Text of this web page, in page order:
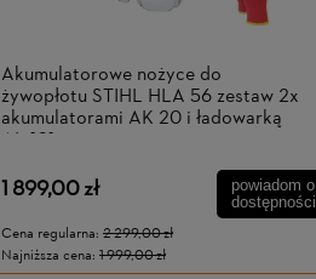
Akumulatorowe nożyce do
żywopłotu STIHL HLA 56 zestaw 2x
akumulatorami AK 20 i ładowarką
AL 101
1 899,00 zł
Cena regularna: 2 299,00 zł
Najniższa cena: 1 999,00 zł
powiadom o
dostępności